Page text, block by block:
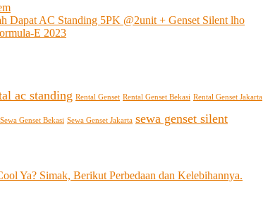
Dapat AC Standing 5PK @2unit + Genset Silent lho
E 2023
ac standing Rental Genset Rental Genset Bekasi Rental Genset Jakarta
Sewa Genset Bekasi Sewa Genset Jakarta sewa genset silent
Ya? Simak, Berikut Perbedaan dan Kelebihannya.